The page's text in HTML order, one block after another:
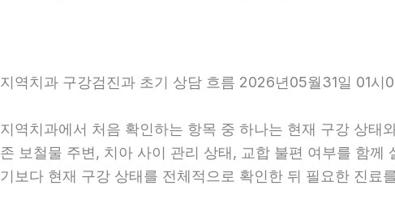
지역치과 구강검진과 초기 상담 흐름 2026년05월31일 01시
지역치과에서 처음 확인하는 항목 중 하나는 현재 구강 상
존 보철물 주변, 치아 사이 관리 상태, 교합 불편 여부를 함
기보다 현재 구강 상태를 전체적으로 확인한 뒤 필요한 진